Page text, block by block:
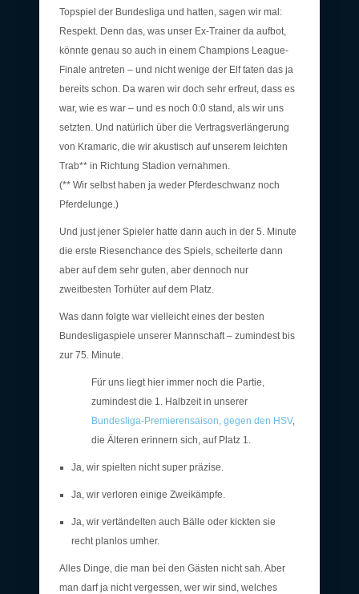
Topspiel der Bundesliga und hatten, sagen wir mal:
Respekt. Denn das, was unser Ex-Trainer da aufbot,
könnte genau so auch in einem Champions League-
Finale antreten – und nicht wenige der Elf taten das ja
bereits schon. Da waren wir doch sehr erfreut, dass es
war, wie es war – und es noch 0:0 stand, als wir uns
setzten. Und natürlich über die Vertragsverlängerung
von Kramaric, die wir akustisch auf unserem leichten
Trab** in Richtung Stadion vernahmen.
(** Wir selbst haben ja weder Pferdeschwanz noch
Pferdelunge.)
Und just jener Spieler hatte dann auch in der 5. Minute
die erste Riesenchance des Spiels, scheiterte dann
aber auf dem sehr guten, aber dennoch nur
zweitbesten Torhüter auf dem Platz.
Was dann folgte war vielleicht eines der besten
Bundesligaspiele unserer Mannschaft – zumindest bis
zur 75. Minute.
Für uns liegt hier immer noch die Partie,
zumindest die 1. Halbzeit in unserer
Bundesliga-Premierensaison, gegen den HSV,
die Älteren erinnern sich, auf Platz 1.
Ja, wir spielten nicht super präzise.
Ja, wir verloren einige Zweikämpfe.
Ja, wir vertändelten auch Bälle oder kickten sie
recht planlos umher.
Alles Dinge, die man bei den Gästen nicht sah. Aber
man darf ja nicht vergessen, wer wir sind, welches